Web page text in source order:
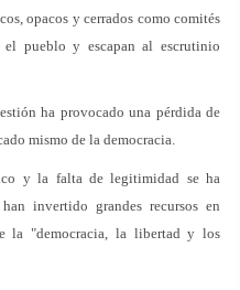
opacos y cerrados como comités
pueblo y escapan al escrutinio
ha provocado una pérdida de
mismo de la democracia.
y la falta de legitimidad se ha
invertido grandes recursos en
la "democracia, la libertad y los